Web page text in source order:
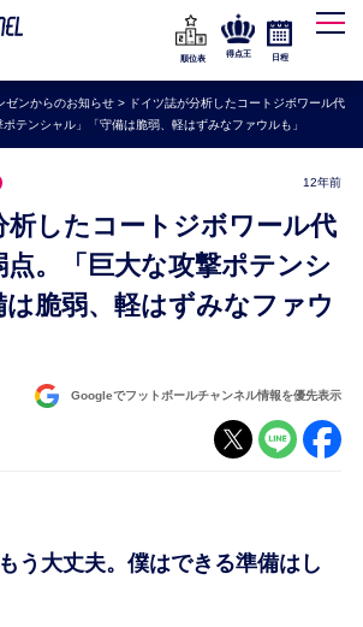
ーグ
ガ
ーム
順位表
得点王 日程
ゼンからのお知らせ> ドイツ誌が分析したコートジボワール代
テンシャル」「守備は脆弱、軽はずみなファウルも」
12年前
。「巨大な攻撃ポテンシ
は脆弱、軽はずみなファウ
Googleでフットボールチャンネル情報を優先表示